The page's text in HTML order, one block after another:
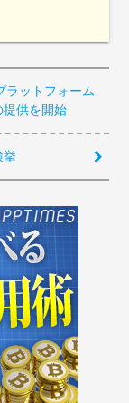
ラットフォーム
提供を開始
挙